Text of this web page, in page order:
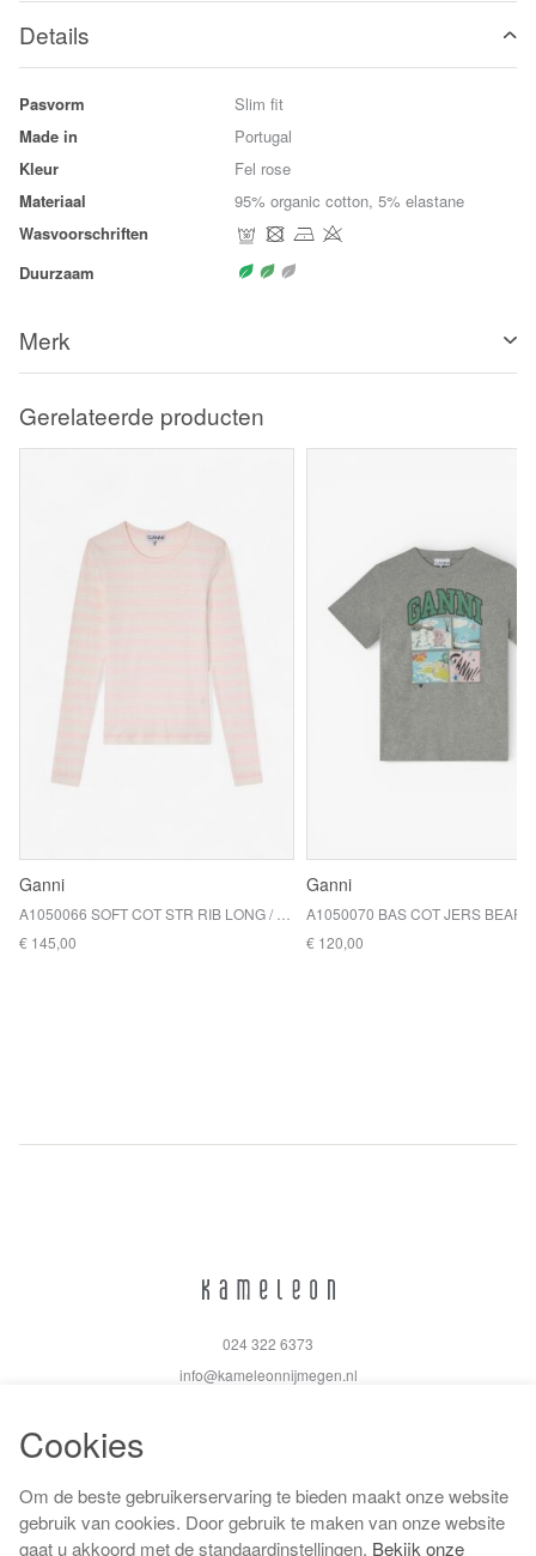
Details
Pasvorm
Slim fit
Made in
Portugal
Kleur
Fel rose
Materiaal
95% organic cotton, 5% elastane
Wasvoorschriften
Duurzaam
Merk
Gerelateerde producten
Ganni
€ 145,00
Ganni
€ 120,00
024 322 6373
info@kameleonnijmegen.nl
Algemene voorwaarden
Privacy policy
Cookies
Om de beste gebruikerservaring te bieden maakt onze website
gebruik van cookies. Door gebruik te maken van onze website
gaat u akkoord met de standaardinstellingen. Bekijk onze